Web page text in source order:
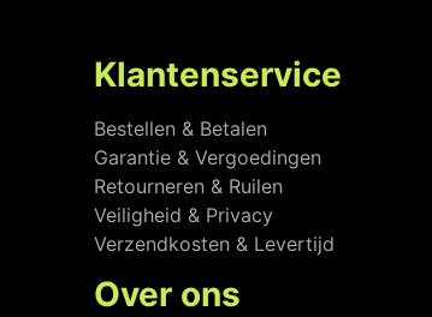
Klantenservice
Bestellen & Betalen
Garantie & Vergoedingen
Retourneren & Ruilen
Veiligheid & Privacy
Verzendkosten & Levertijd
Over ons